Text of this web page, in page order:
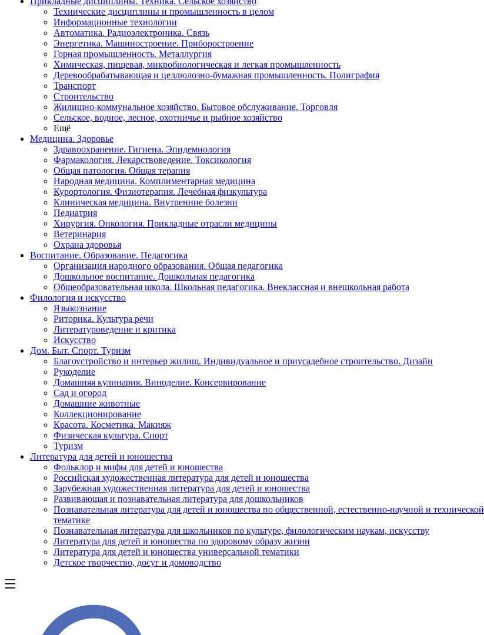
Технические дисциплины и промышленность в целом
Информационные технологии
Автоматика. Радиоэлектроника. Связь
Энергетика. Машиностроение. Приборостроение
Горная промышленность. Металлургия
Химическая, пищевая, микробиологическая и легкая промышленность
Деревообрабатывающая и целлюлозно-бумажная промышленность. Полиграфия
Транспорт
Строительство
Жилищно-коммунальное хозяйство. Бытовое обслуживание. Торговля
Сельское, водное, лесное, охотничье и рыбное хозяйство
Ещё
Медицина. Здоровье
Здравоохранение. Гигиена. Эпидемиология
Фармакология. Лекарствоведение. Токсикология
Общая патология. Общая терапия
Народная медицина. Комплиментарная медицина
Курортология. Физиотерапия. Лечебная физкультура
Клиническая медицина. Внутренние болезни
Педиатрия
Хирургия. Онкология. Прикладные отрасли медицины
Ветеринария
Охрана здоровья
Воспитание. Образование. Педагогика
Организация народного образования. Общая педагогика
Дошкольное воспитание. Дошкольная педагогика
Общеобразовательная школа. Школьная педагогика. Внеклассная и внешкольная работа
Филология и искусство
Языкознание
Риторика. Культура речи
Литературоведение и критика
Искусство
Дом. Быт. Спорт. Туризм
Благоустройство и интерьер жилищ. Индивидуальное и приусадебное строительство. Дизайн
Рукоделие
Домашняя кулинария. Виноделие. Консервирование
Сад и огород
Домашние животные
Коллекционирование
Красота. Косметика. Макияж
Физическая культура. Спорт
Туризм
Литература для детей и юношества
Фольклор и мифы для детей и юношества
Российская художественная литература для детей и юношества
Зарубежная художественная литература для детей и юношества
Развивающая и познавательная литература для дошкольников
Познавательная литература для детей и юношества по общественной, естественно-научной и технической
тематике
Познавательная литература для школьников по культуре, филологическим наукам, искусству
Литература для детей и юношества по здоровому образу жизни
Литература для детей и юношества универсальной тематики
Детское творчество, досуг и домоводство